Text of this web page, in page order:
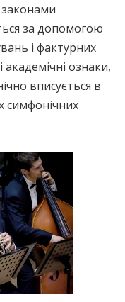
за допомогою
і фактурних
ознаки,
вписується в
симфонічних